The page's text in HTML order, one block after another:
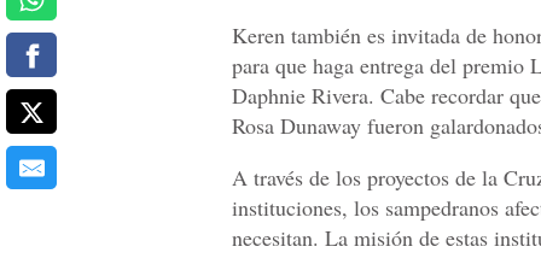
Keren también es invitada de
para que haga entrega del
Daphnie Rivera. Cabe recordar
Rosa Dunaway fueron
A través de los proyectos de la
instituciones, los sampedranos
necesitan. La misión de estas